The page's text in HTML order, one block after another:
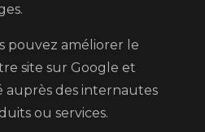
pouvez améliorer le
site sur Google et
auprès des internautes
ou services.